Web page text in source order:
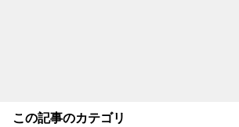
この記事のカテゴリ